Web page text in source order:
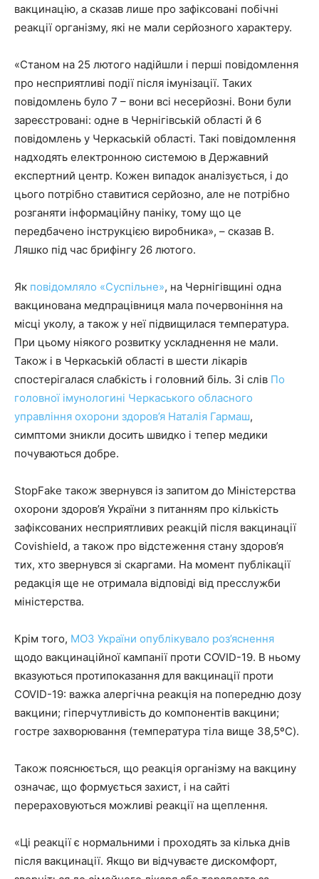
вакцинацію, а сказав лише про зафіксовані побічні
реакції організму, які не мали серйозного характеру.
«Станом на 25 лютого надійшли і перші повідомлення
про несприятливі події після імунізації. Таких
повідомлень було 7 – вони всі несерйозні. Вони були
зареєстровані: одне в Чернігівській області й 6
повідомлень у Черкаській області. Такі повідомлення
надходять електронною системою в Державний
експертний центр. Кожен випадок аналізується, і до
цього потрібно ставитися серйозно, але не потрібно
розганяти інформаційну паніку, тому що це
передбачено інструкцією виробника», – сказав В.
Ляшко під час брифінгу 26 лютого.
Як повідомляло «Суспільне», на Чернігівщині одна
вакцинована медпрацівниця мала почервоніння на
місці уколу, а також у неї підвищилася температура.
При цьому ніякого розвитку ускладнення не мали.
Також і в Черкаській області в шести лікарів
спостерігалася слабкість і головний біль. Зі слів По
головної імунологині Черкаського обласного
управління охорони здоров’я Наталія Гармаш,
симптоми зникли досить швидко і тепер медики
почуваються добре.
StopFake також звернувся із запитом до Міністерства
охорони здоров’я України з питанням про кількість
зафіксованих несприятливих реакцій після вакцинації
Covishield, а також про відстеження стану здоров’я
тих, хто звернувся зі скаргами. На момент публікації
редакція ще не отримала відповіді від пресслужби
міністерства.
Крім того, МОЗ України опублікувало роз’яснення
щодо вакцинаційної кампанії проти COVID-19. В ньому
вказуються протипоказання для вакцинації проти
COVID-19: важка алергічна реакція на попередню дозу
вакцини; гіперчутливість до компонентів вакцини;
гостре захворювання (температура тіла вище 38,5ºC).
Також пояснюється, що реакція організму на вакцину
означає, що формується захист, і на сайті
перераховуються можливі реакції на щеплення.
«Ці реакції є нормальними і проходять за кілька днів
після вакцинації. Якщо ви відчуваєте дискомфорт,